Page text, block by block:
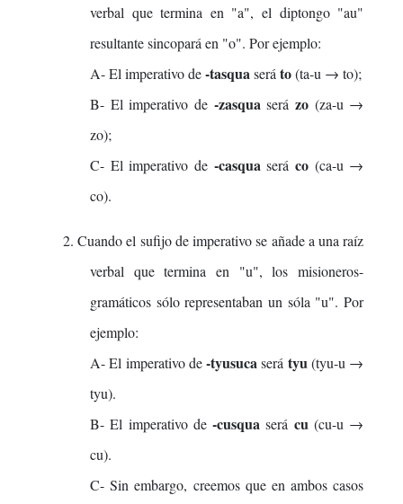
verbal que termina en "a", el diptongo "au"
resultante sincopará en "o". Por ejemplo:
A- El imperativo de-tasqua será to(ta-u → to);
B- El imperativo de -zasqua será zo(za-u →
zo);
C- El imperativo de -casqua será co(ca-u →
co).
2. Cuando el sufijo de imperativo se añade a una raíz
verbal que termina en "u", los misioneros-
gramáticos sólo representaban un sóla "u". Por
ejemplo:
A- El imperativo de-tyusuca será tyu (tyu-u →
tyu).
B- El imperativo de-cusqua será cu (cu-u →
cu).
C- Sin embargo, creemos que en ambos casos